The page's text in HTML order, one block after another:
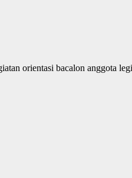
orientasi bacalon anggota